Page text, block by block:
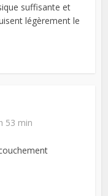
suffisante et
légèrement le
53 min